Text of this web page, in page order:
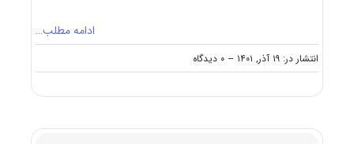
ادامه مطلب…
انتشار در: ۱۹ آذر, ۱۴۰۱ -- ۰ دیدگاه
on
سوالات
بیومکانیک